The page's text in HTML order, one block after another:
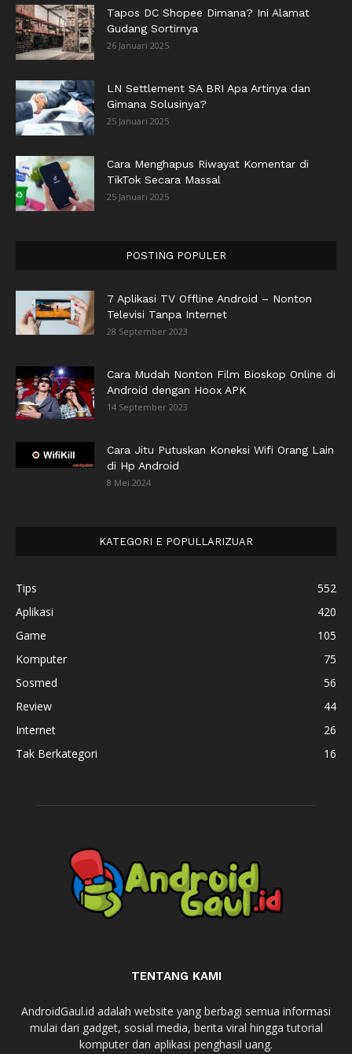
Tapos DC Shopee Dimana? Ini Alamat
Gudang Sortirnya
26 Januari 2025
LN Settlement SA BRI Apa Artinya dan
Gimana Solusinya?
25 Januari 2025
Cara Menghapus Riwayat Komentar di
TikTok Secara Massal
25 Januari 2025
POSTING POPULER
7 Aplikasi TV Offline Android – Nonton
Televisi Tanpa Internet
28 September 2023
Cara Mudah Nonton Film Bioskop Online di
Android dengan Hoox APK
14 September 2023
Cara Jitu Putuskan Koneksi Wifi Orang Lain
di Hp Android
8 Mei 2024
KATEGORI E POPULLARIZUAR
Tips
552
Aplikasi
420
Game
105
Komputer
75
Sosmed
56
Review
44
Internet
26
Tak Berkategori
16
TENTANG KAMI
AndroidGaul.id adalah website yang berbagi semua informasi
mulai dari gadget, sosial media, berita viral hingga tutorial
komputer dan aplikasi penghasil uang.